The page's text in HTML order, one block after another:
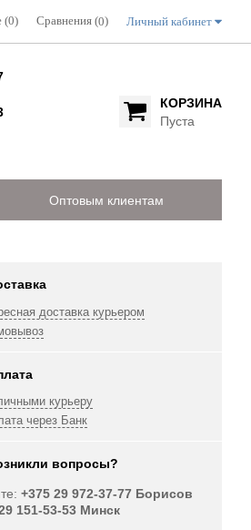
(0) Сравнения (0) Личный кабинет
КОРЗИНА
Пуста
Оптовым клиентам
доставка курьером
курьеру
через Банк
вопросы?
+375 29 972-37-77 Борисов
151-53-53 Минск